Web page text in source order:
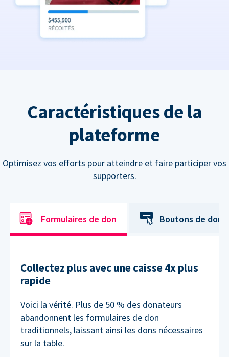
Caractéristiques de la
plateforme
Optimisez vos efforts pour atteindre et faire participer vos
supporters.
Formulaires de don Boutons de don
Collectez plus avec une caisse 4x plus
rapide
Voici la vérité. Plus de 50 % des donateurs
abandonnent les formulaires de don
traditionnels, laissant ainsi les dons nécessaires
sur la table.